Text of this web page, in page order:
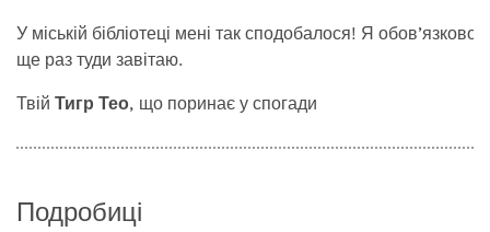
У міській бібліотеці мені так сподобалося! Я обов’язково
ще раз туди завітаю.
Твій Тигр Тео, що поринає у спогади
Подробиці